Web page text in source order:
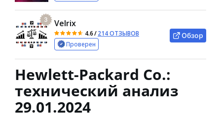
3 Velrix
4.6/214 ОТЗЫВОВ
Проверен
Обзор
Hewlett-Packard Co.:
технический анализ
29.01.2024